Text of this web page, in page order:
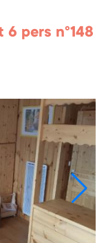
pers n°148